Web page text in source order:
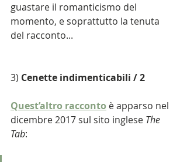
guastare il romanticismo del
momento, e soprattutto la tenuta
del racconto...
3) Cenette indimenticabili / 2
Quest’altro racconto è apparso nel
dicembre 2017 sul sito inglese The
Tab: